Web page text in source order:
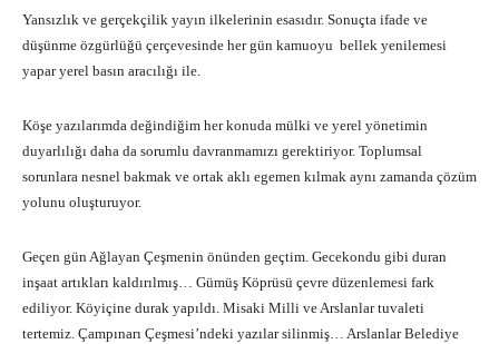
Yansızlık ve gerçekçilik yayın ilkelerinin esasıdır. Sonuçta ifade ve
düşünme özgürlüğü çerçevesinde her gün kamuoyu bellek yenilemesi
yapar yerel basın aracılığı ile.
Köşe yazılarımda değindiğim her konuda mülki ve yerel yönetimin
duyarlılığı daha da sorumlu davranmamızı gerektiriyor. Toplumsal
sorunlara nesnel bakmak ve ortak aklı egemen kılmak aynı zamanda çözüm
yolunu oluşturuyor.
Geçen gün Ağlayan Çeşmenin önünden geçtim. Gecekondu gibi duran
inşaat artıkları kaldırılmış… Gümüş Köprüsü çevre düzenlemesi fark
ediliyor. Köyiçine durak yapıldı. Misaki Milli ve Arslanlar tuvaleti
tertemiz. Çampınarı Çeşmesi’ndeki yazılar silinmiş… Arslanlar Belediye